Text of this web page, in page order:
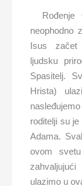
neophodno
Isus začet
ljudsku
Spasitelj.
Hrista)
roditelji su
Adama.
ovom
ulazimo u